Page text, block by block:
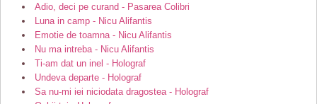
Adio, deci pe curand - Pasarea Colibri
Luna in camp - Nicu Alifantis
Emotie de toamna - Nicu Alifantis
Nu ma intreba - Nicu Alifantis
Ti-am dat un inel - Holograf
Undeva departe - Holograf
Sa nu-mi iei niciodata dragostea - Holograf